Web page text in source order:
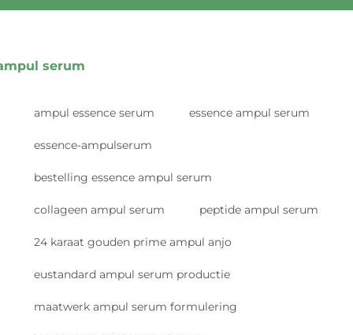
serum
ampul essence serum essence ampul serum
essence-ampulserum
bestelling essence ampul serum
collageen ampul serum peptide ampul serum
24 karaat gouden prime ampul anjo
eustandard ampul serum productie
maatwerk ampul serum formulering